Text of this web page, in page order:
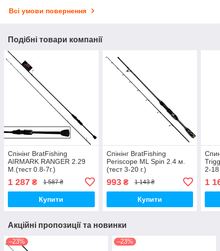
Всі умови повернення
Подібні товари компанії
Спінінг BratFishing
AIRMARK RANGER 2.29
М.(тест 0.8-7г.)
1 287 ₴ 1 587 ₴
Купити
Спінінг BratFishing
Periscope ML Spin 2.4 м.
(тест 3-20 г.)
993₴ 1 143 ₴
Купити
2-18
1
Акційні пропозиції та новинки
–23% –23%